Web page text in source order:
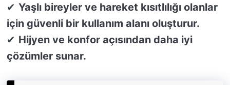
✔ Yaşlı bireyler ve hareket kısıtlılığı olanlar
için güvenli bir kullanım alanı oluşturur.
✔ Hijyen ve konfor açısından daha iyi
çözümler sunar.